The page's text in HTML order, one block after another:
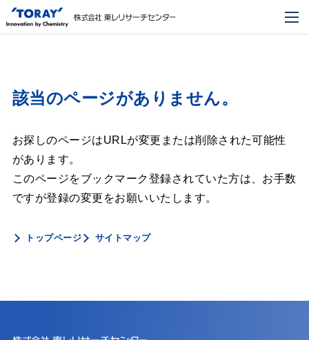
該当のページがありません。
お探しのページはURLが変更または削除された可能性
があります。
このページをブックマーク登録されていた方は、お手数
ですが登録の変更をお願いいたします。
トップページ サイトマップ